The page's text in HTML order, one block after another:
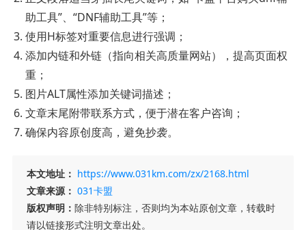
助工具”、“DNF辅助工具”等；
使用H标签对重要信息进行强调；
添加内链和外链（指向相关高质量网站），提高页面权
重；
图片ALT属性添加关键词描述；
文章末尾附带联系方式，便于潜在客户咨询；
确保内容原创度高，避免抄袭。
本文地址： https://www.031km.com/zx/2168.html
文章来源： 031卡盟
版权声明： 除非特别标注，否则均为本站原创文章，转载时
请以链接形式注明文章出处。